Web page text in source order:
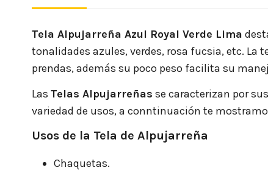
Tela Alpujarreña Azul Royal Verde Lima
tonalidades azules, verdes, rosa fucsia, etc.
prendas, además su poco peso facilita su
Las Telas Alpujarreñas se caracterizan por
variedad de usos, a conntinuación te
Usos de la Tela de Alpujarreña
Chaquetas.